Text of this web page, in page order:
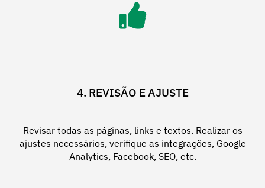
4. REVISÃO E AJUSTE
Revisar todas as páginas, links e textos. Realizar os
ajustes necessários, verifique as integrações, Google
Analytics, Facebook, SEO, etc.